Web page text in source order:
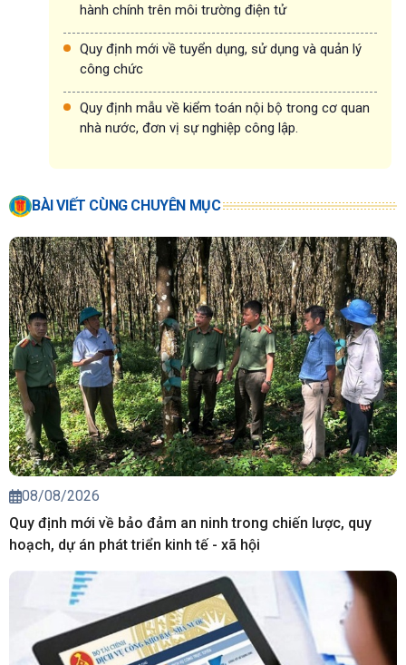
hành chính trên môi trường điện tử
Quy định mới về tuyển dụng, sử dụng và quản lý
công chức
Quy định mẫu về kiểm toán nội bộ trong cơ quan
nhà nước, đơn vị sự nghiệp công lập.
BÀI VIẾT CÙNG CHUYÊN MỤC
08/08/2026
Quy định mới về bảo đảm an ninh trong chiến lược, quy
hoạch, dự án phát triển kinh tế - xã hội